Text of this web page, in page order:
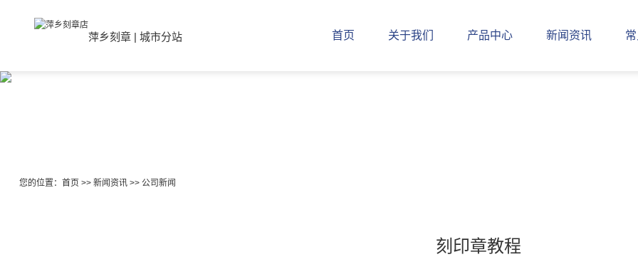
萍乡刻章 | 城市分站 首页 关于我们 产品中心 新闻资讯
您的位置： 首页>> 新闻资讯>> 公司新闻
刻印章教程